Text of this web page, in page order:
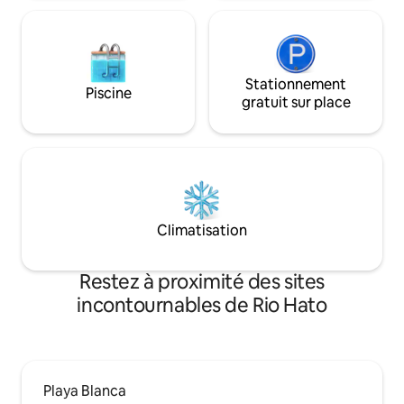
Piscine
Stationnement
gratuit sur place
Climatisation
Restez à proximité des sites
incontournables de Rio Hato
Playa Blanca